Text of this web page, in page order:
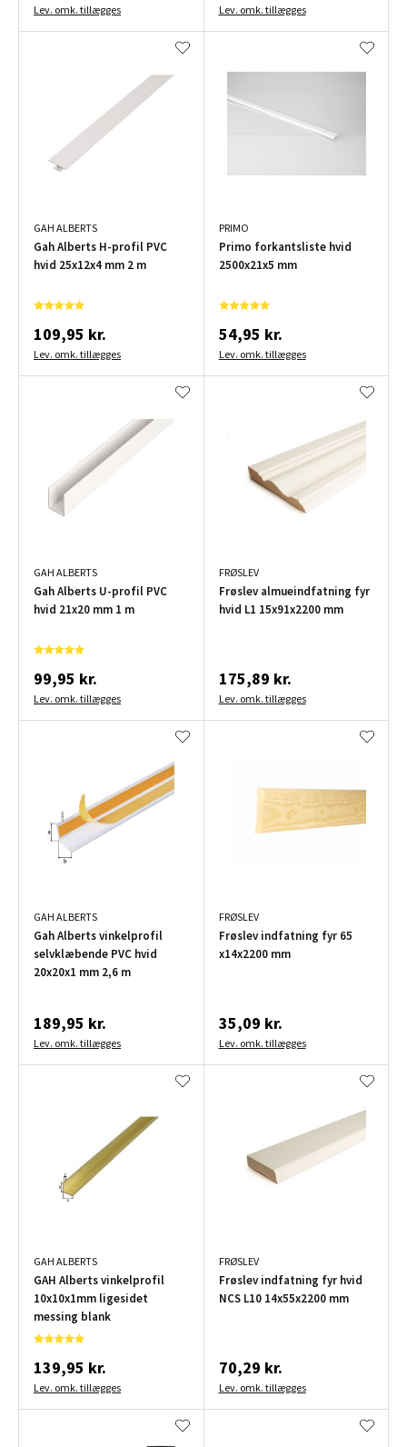
Lev. omk. tillægges Lev. omk. tillægges
GAH ALBERTS
Gah Alberts H-profil PVC
hvid 25x12x4 mm 2 m
109,95 kr.
Lev. omk. tillægges
PRIMO
Primo forkantsliste hvid
2500x21x5 mm
54,95 kr.
Lev. omk. tillægges
GAH ALBERTS
Gah Alberts U-profil PVC
hvid 21x20 mm 1 m
99,95 kr.
Lev. omk. tillægges
FRØSLEV
Frøslev almueindfatning fyr
hvid L1 15x91x2200 mm
175,89 kr.
Lev. omk. tillægges
GAH ALBERTS
Gah Alberts vinkelprofil
selvklæbende PVC hvid
20x20x1 mm 2,6 m
189,95 kr.
Lev. omk. tillægges
FRØSLEV
Frøslev indfatning fyr 65
x14x2200 mm
35,09 kr.
Lev. omk. tillægges
GAH ALBERTS
GAH Alberts vinkelprofil
10x10x1mm ligesidet
messing blank
139,95 kr.
Lev. omk. tillægges
FRØSLEV
Frøslev indfatning fyr hvid
NCS L10 14x55x2200 mm
70,29 kr.
Lev. omk. tillægges